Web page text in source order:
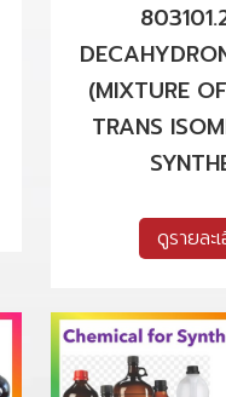
(MIXTURE
TRANS
ดูรายละ